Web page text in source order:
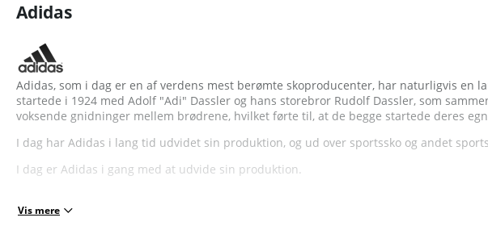
Adidas
Adidas, som i dag er en af verdens mest berømte skoproducenter, har naturligvis en
startede i 1924 med Adolf "Adi" Dassler og hans storebror Rudolf Dassler, som
voksende gnidninger mellem brødrene, hvilket førte til, at de begge startede deres
I dag har Adidas i lang tid udvidet sin produktion, og ud over sportssko og andet
I dag er Adidas i gang med at udvide sin produktion.
Vis mere